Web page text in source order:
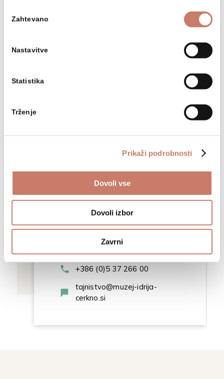
soglasja
Zahtevano
Nastavitve
Statistika
Trženje
Prikaži podrobnosti
Dovoli vse
Dovoli izbor
Zavrni
NAZAJ NA SEZNAM DOGODKOV
Osnovne informacije
+386 (0)5 37 266 00
tajnistvo@muzej-idrija-
cerkno.si